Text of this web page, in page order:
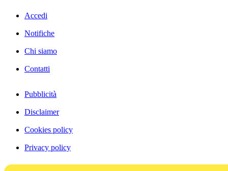
Accedi
Notifiche
Chi siamo
Contatti
Pubblicità
Disclaimer
Cookies policy
Privacy policy